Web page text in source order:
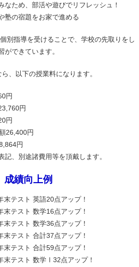
なため、部活や遊びでリフレッシュ！
塾の宿題をお家で進める
別指導を受けることで、学校の先取りをし
ができています。
、以下の授業料になります。
円
円
円
26,400円
円
、別途諸費用等を頂戴します。
成績向上例
末テスト 英語20点アップ！
末テスト 数学16点アップ！
末テスト 数学36点アップ！
末テスト 合計37点アップ！
末テスト 合計59点アップ！
末テスト 数学Ⅰ32点アップ！